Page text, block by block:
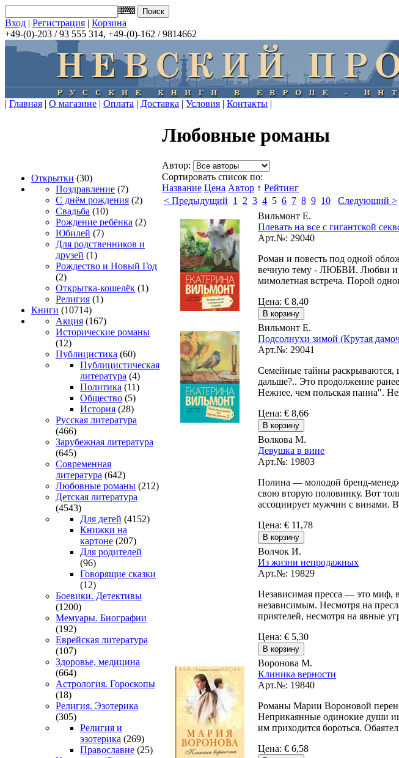
Вход | Регистрация | Корзина
+49-(0)-203 / 93 555 314, +49-(0)-162 / 9814662
| Главная | О магазине | Оплата | Доставка | Условия | Контакты |
Открытки (30)
Поздравление (7)
С днём рождения (2)
Свадьба (10)
Рождение ребёнка (2)
Юбилей (7)
Для родственников и
друзей (1)
Рождество и Новый Год
(2)
Открытка-кошелёк (1)
Религия (1)
Книги (10714)
Акция (167)
Исторические романы
(12)
Публицистика (60)
Публицистическая
литература (4)
Политика (11)
Общество (5)
История (28)
Русская литература
(466)
Зарубежная литература
(645)
Современная
литература (642)
Любовные романы (212)
Детская литература
(4543)
Для детей (4152)
Книжки на
картоне (207)
Для родителей
(96)
Говорящие сказки
(12)
Боевики. Детективы
(1200)
Мемуары. Биографии
(192)
Еврейская литература
(107)
Здоровье, медицина
(664)
Астрология. Гороскопы
(18)
Религия. Эзотерика
(305)
Религия и
эзотерика (269)
Православие (25)
Любовные романы
Автор:
Сортировать список по:
Название Цена Автор ↑ Рейтинг
< Предыдущий 1 2 3 4 5 6 7 8 9 10 Следующий >
Вильмонт Е.
Плевать на все с гигантской
Арт.№: 29040
Роман и повесть под одной
вечную тему - ЛЮБВИ. Любви и
мимолетная встреча. Порой
Цена: € 8,40
Вильмонт Е.
Подсолнухи зимой (Крутая
Арт.№: 29041
Семейные тайны
дальше?.. Это продолжение
Нежнее, чем польская панна".
Цена: € 8,66
Волкова М.
Девушка в вине
Арт.№: 19803
Полина — молодой бренд-
свою вторую половинку. Вот
ассоциирует мужчин с винами.
Цена: € 11,78
Волчок И.
Из жизни непродажных
Арт.№: 19829
Независимая пресса — это миф,
независимым. Несмотря на
приятелей, несмотря на явные
Цена: € 5,30
Воронова М.
Клиника верности
Арт.№: 19840
Романы Марии Вороновой
Неприкаянные одинокие души
им приходится бороться.
Цена: € 6,58